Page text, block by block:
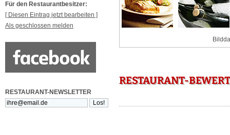
Für den Restaurantbesitzer:
[ Diesen Eintrag jetzt bearbeiten ]
Als geschlossen melden
RESTAURANT-NEWSLETTER
RESTAURANT-